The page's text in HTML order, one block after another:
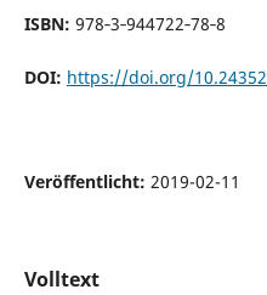
ISBN: 978‐3‐944722‐78‐8
DOI: https://doi.org/
Veröffentlicht: 2019-02-11
Volltext